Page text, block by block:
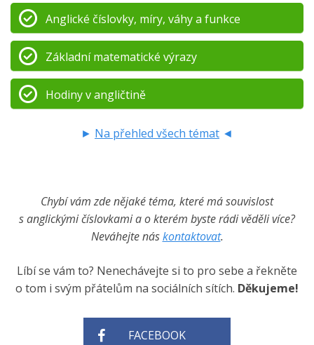
Anglické číslovky, míry, váhy a funkce
Základní matematické výrazy
Hodiny v angličtině
► Na přehled všech témat ◄
Chybí vám zde nějaké téma, které má souvislost
s anglickými číslovkami a o kterém byste rádi věděli více?
Neváhejte náskontaktovat.
Líbí se vám to? Nenechávejte si to pro sebe a řekněte
o tom i svým přátelům na sociálních sítích. Děkujeme!
FACEBOOK